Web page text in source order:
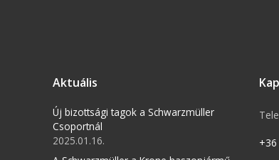
Aktuális
Új bizottsági tagok a Schwarzmüller
Csoportnál
2025.01.16.